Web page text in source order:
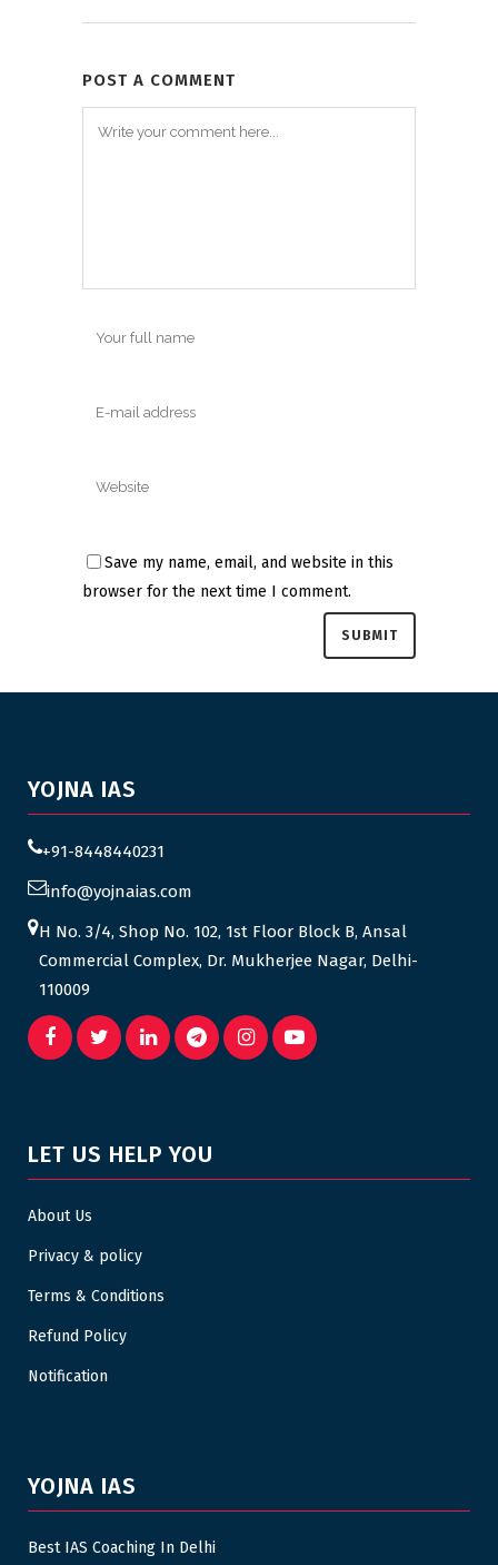
POST A COMMENT
Save my name, email, and website in this
browser for the next time I comment.
YOJNA IAS
+91-8448440231
info@yojnaias.com
H No. 3/4, Shop No. 102, 1st Floor Block B, Ansal
Commercial Complex, Dr. Mukherjee Nagar, Delhi-
110009
LET US HELP YOU
About Us
Privacy & policy
Terms & Conditions
Refund Policy
Notification
YOJNA IAS
Best IAS Coaching In Delhi